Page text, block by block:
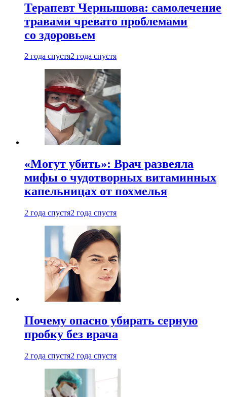
Терапевт Чернышова: самолечение
травами чревато проблемами
со здоровьем
2 года спустя2 года спустя
«Могут убить»: Врач развеяла
мифы о чудотворных витаминных
капельницах от похмелья
2 года спустя2 года спустя
Почему опасно убирать серную
пробку без врача
2 года спустя2 года спустя